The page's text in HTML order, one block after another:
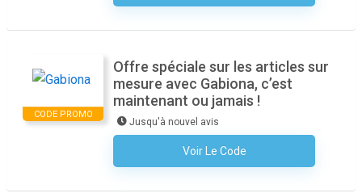
CODE PROMO
Offre spéciale sur les articles sur
mesure avec Gabiona, c’est
maintenant ou jamais !
Jusqu'à nouvel avis
Voir Le Code
Aucun Code N'est Nécessaire